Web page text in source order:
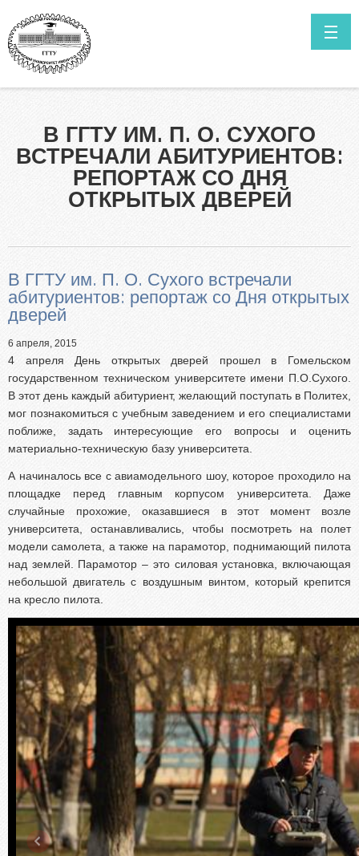
Высшее образование в сокращенные сроки обучения
Нормативные документы
Специальности
Информация о ходе приёмной кампании
Личный кабинет абитуриента
Олимпиада для поступления в ГГТУ им. П.О.Сухого
Абитуриентам из Российской федерации
Зачисление без вступительных испытаний
Родителям абитуриентов
Часто задаваемые вопросы
Централизованное тестирование
Репетиционное тестирование
Профориентанционные мероприятия 2023/2024
КОНТАКТЫ
ИТОГИ ПРИЁМА ПРОШЛЫХ ЛЕТ
САЙТ УНИВЕРСИТЕТА
В ГГТУ ИМ. П. О. СУХОГО
ВСТРЕЧАЛИ АБИТУРИЕНТОВ:
РЕПОРТАЖ СО ДНЯ
ОТКРЫТЫХ ДВЕРЕЙ
В ГГТУ им. П. О. Сухого встречали
абитуриентов: репортаж со Дня открытых
дверей
6 апреля, 2015
4 апреля День открытых дверей прошел в Гомельском
государственном техническом университете имени П.О.Сухого.
В этот день каждый абитуриент, желающий поступать в Политех,
мог познакомиться с учебным заведением и его специалистами
поближе, задать интересующие его вопросы и оценить
материально-техническую базу университета.
А начиналось все с авиамодельного шоу, которое проходило на
площадке перед главным корпусом университета. Даже
случайные прохожие, оказавшиеся в этот момент возле
университета, останавливались, чтобы посмотреть на полет
модели самолета, а также на парамотор, поднимающий пилота
над землей. Парамотор – это силовая установка, включающая
небольшой двигатель с воздушным винтом, который крепится
на кресло пилота.